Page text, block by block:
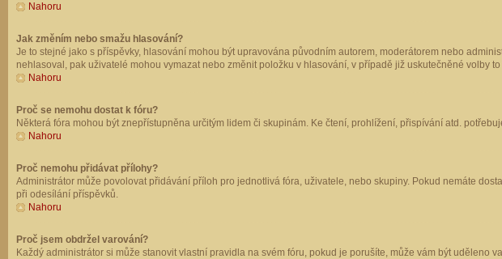
Nahoru
Jak změním nebo smažu hlasování?
Je to stejné jako s příspěvky, hlasování mohou být upravována původním autorem, moderátorem nebo
nehlasoval, pak uživatelé mohou vymazat nebo změnit položku v hlasování, v případě již uskutečněné volby
Nahoru
Proč se nemohu dostat k fóru?
Některá fóra mohou být znepřístupněna určitým lidem či skupinám. Ke čtení, prohlížení, přispívání atd.
Nahoru
Proč nemohu přidávat přílohy?
Administrátor může povolovat přidávání příloh pro jednotlivá fóra, uživatele, nebo skupiny. Pokud nemáte
při odesílání příspěvků.
Nahoru
Proč jsem obdržel varování?
Každý administrátor si může stanovit vlastní pravidla na svém fóru, pokud je porušíte, může vám být